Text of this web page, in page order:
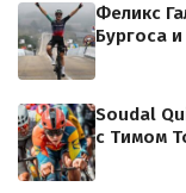
Феликс
Бургоса
Soudal
с Тимом